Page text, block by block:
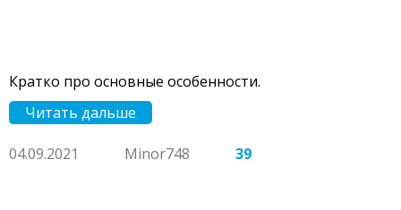
Кратко про основные особенности.
Читать дальше
04.09.2021 Minor748 39